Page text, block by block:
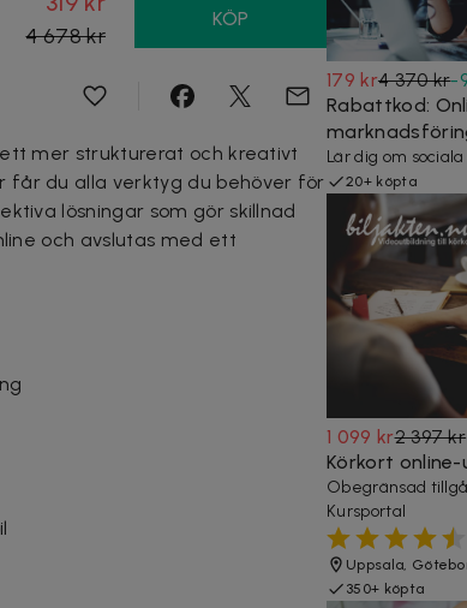
4 678 kr
KÖP
mer strukturerat och kreativt
får du alla verktyg du behöver för
lösningar som gör skillnad
och avslutas med ett
179 kr4 370 kr-
Rabattkod:
Lär dig om
20+ köpta
1 099 kr2 397 kr
Körkort
Obegränsad
Kursportal
Uppsala,
350+ köpta